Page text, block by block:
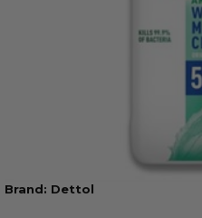
På lager
Dettol